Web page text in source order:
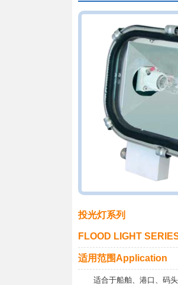
投光灯系列
FLOOD LIGHT
适用范围Application
适合于船舶、港口、码